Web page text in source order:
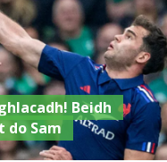
Beidh
do Sam